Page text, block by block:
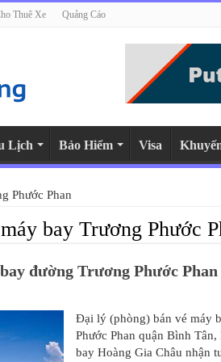
Thuê Xe Quảng Cáo
Lịch Bảo Hiểm Visa
Phước Phan
bay Trương Phước
đường Trương Phước
Đại lý (phòng) bán vé máy
Phước Phan quận Bình Tân,
bay Hoàng Gia Châu nhận